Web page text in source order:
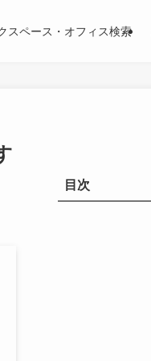
スペース・オフィス検索
目次